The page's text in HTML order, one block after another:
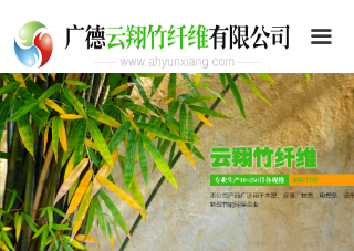
끀
首页
公司简介
荣誉资质
产品展示
企业文化